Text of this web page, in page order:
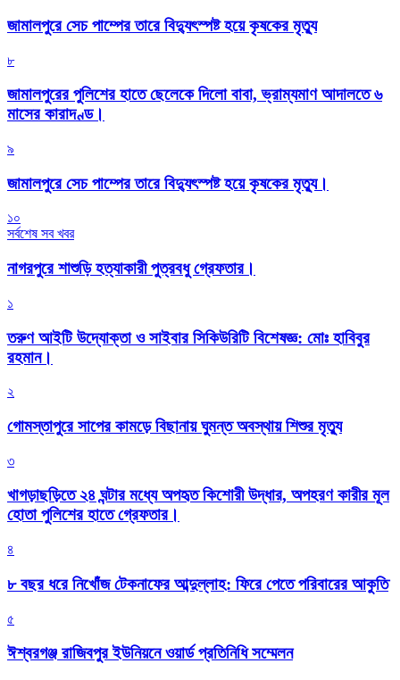
জামালপুরে সেচ পাম্পের তারে বিদ্যুৎস্পষ্ট হয়ে কৃষকের মৃত্যু
৮
জামালপুরের পুলিশের হাতে ছেলেকে দিলো বাবা, ভ্রাম্যমাণ আদালতে ৬
মাসের কারাদণ্ড।
৯
জামালপুরে সেচ পাম্পের তারে বিদ্যুৎস্পষ্ট হয়ে কৃষকের মৃত্যু।
১০
সর্বশেষ সব খবর
নাগরপুরে শাশুড়ি হত্যাকারী পুত্রবধু গ্রেফতার।
১
তরুণ আইটি উদ্যোক্তা ও সাইবার সিকিউরিটি বিশেষজ্ঞ: মোঃ হাবিবুর
রহমান।
২
গোমস্তাপুরে সাপের কামড়ে বিছানায় ঘুমন্ত অবস্থায় শিশুর মৃত্যু
৩
খাগড়াছড়িতে ২৪ ঘন্টার মধ্যে অপহৃত কিশোরী উদ্ধার, অপহরণ কারীর মূল
হোতা পুলিশের হাতে গ্রেফতার।
৪
৮ বছর ধরে নিখোঁজ টেকনাফের আব্দুল্লাহ: ফিরে পেতে পরিবারের আকুতি
৫
ঈশ্বরগঞ্জ রাজিবপুর ইউনিয়নে ওয়ার্ড প্রতিনিধি সম্মেলন